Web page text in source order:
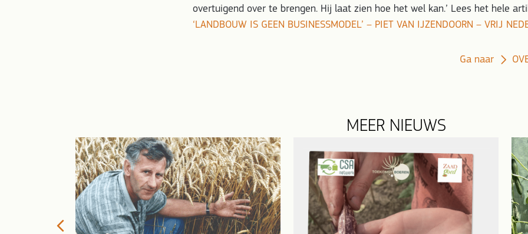
overtuigend over te brengen. Hij laat zien hoe het wel kan.’ Lees het hele
‘LANDBOUW IS GEEN BUSINESSMODEL’ – PIET VAN IJZENDOORN – VRIJ
Ga naar
MEER NIEUWS
Previous